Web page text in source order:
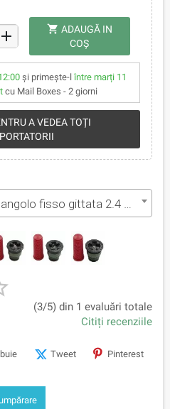
add shopping_cart ADAUGĂ IN
COŞ
și primește-l între marți 11
cu Mail Boxes - 2 giorni
A VEDEA TOȚI
fisso gittata 2.4 m 90 gradi
(3/5) din 1 evaluări totale
Citiți recenziile
Tweet Pinterest